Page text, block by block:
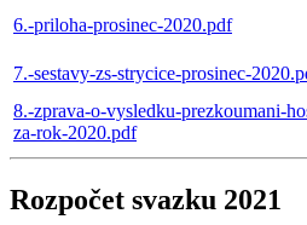
6.-priloha-prosinec-2020.pdf
7.-sestavy-zs-strycice-prosinec-
8.-zprava-o-vysledku-prezkoumani-
za-rok-2020.pdf
Rozpočet svazku 2021